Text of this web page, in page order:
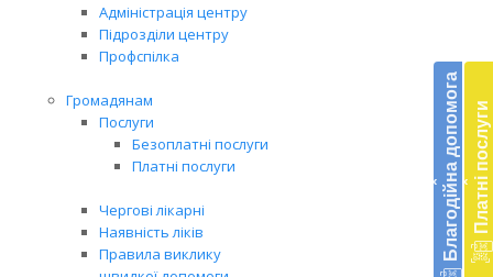
Адміністрація центру
Підрозділи центру
Профспілка
Громадянам
Послуги
Безоплатні послуги
Платні послуги
Чергові лікарні
Наявність ліків
Правила виклику
‹ Благодійна допомога ‹ Платні послуги